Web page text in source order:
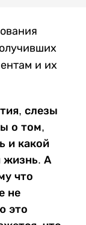
и их
слезы
о том,
и какой
жизнь. А
что
не
это